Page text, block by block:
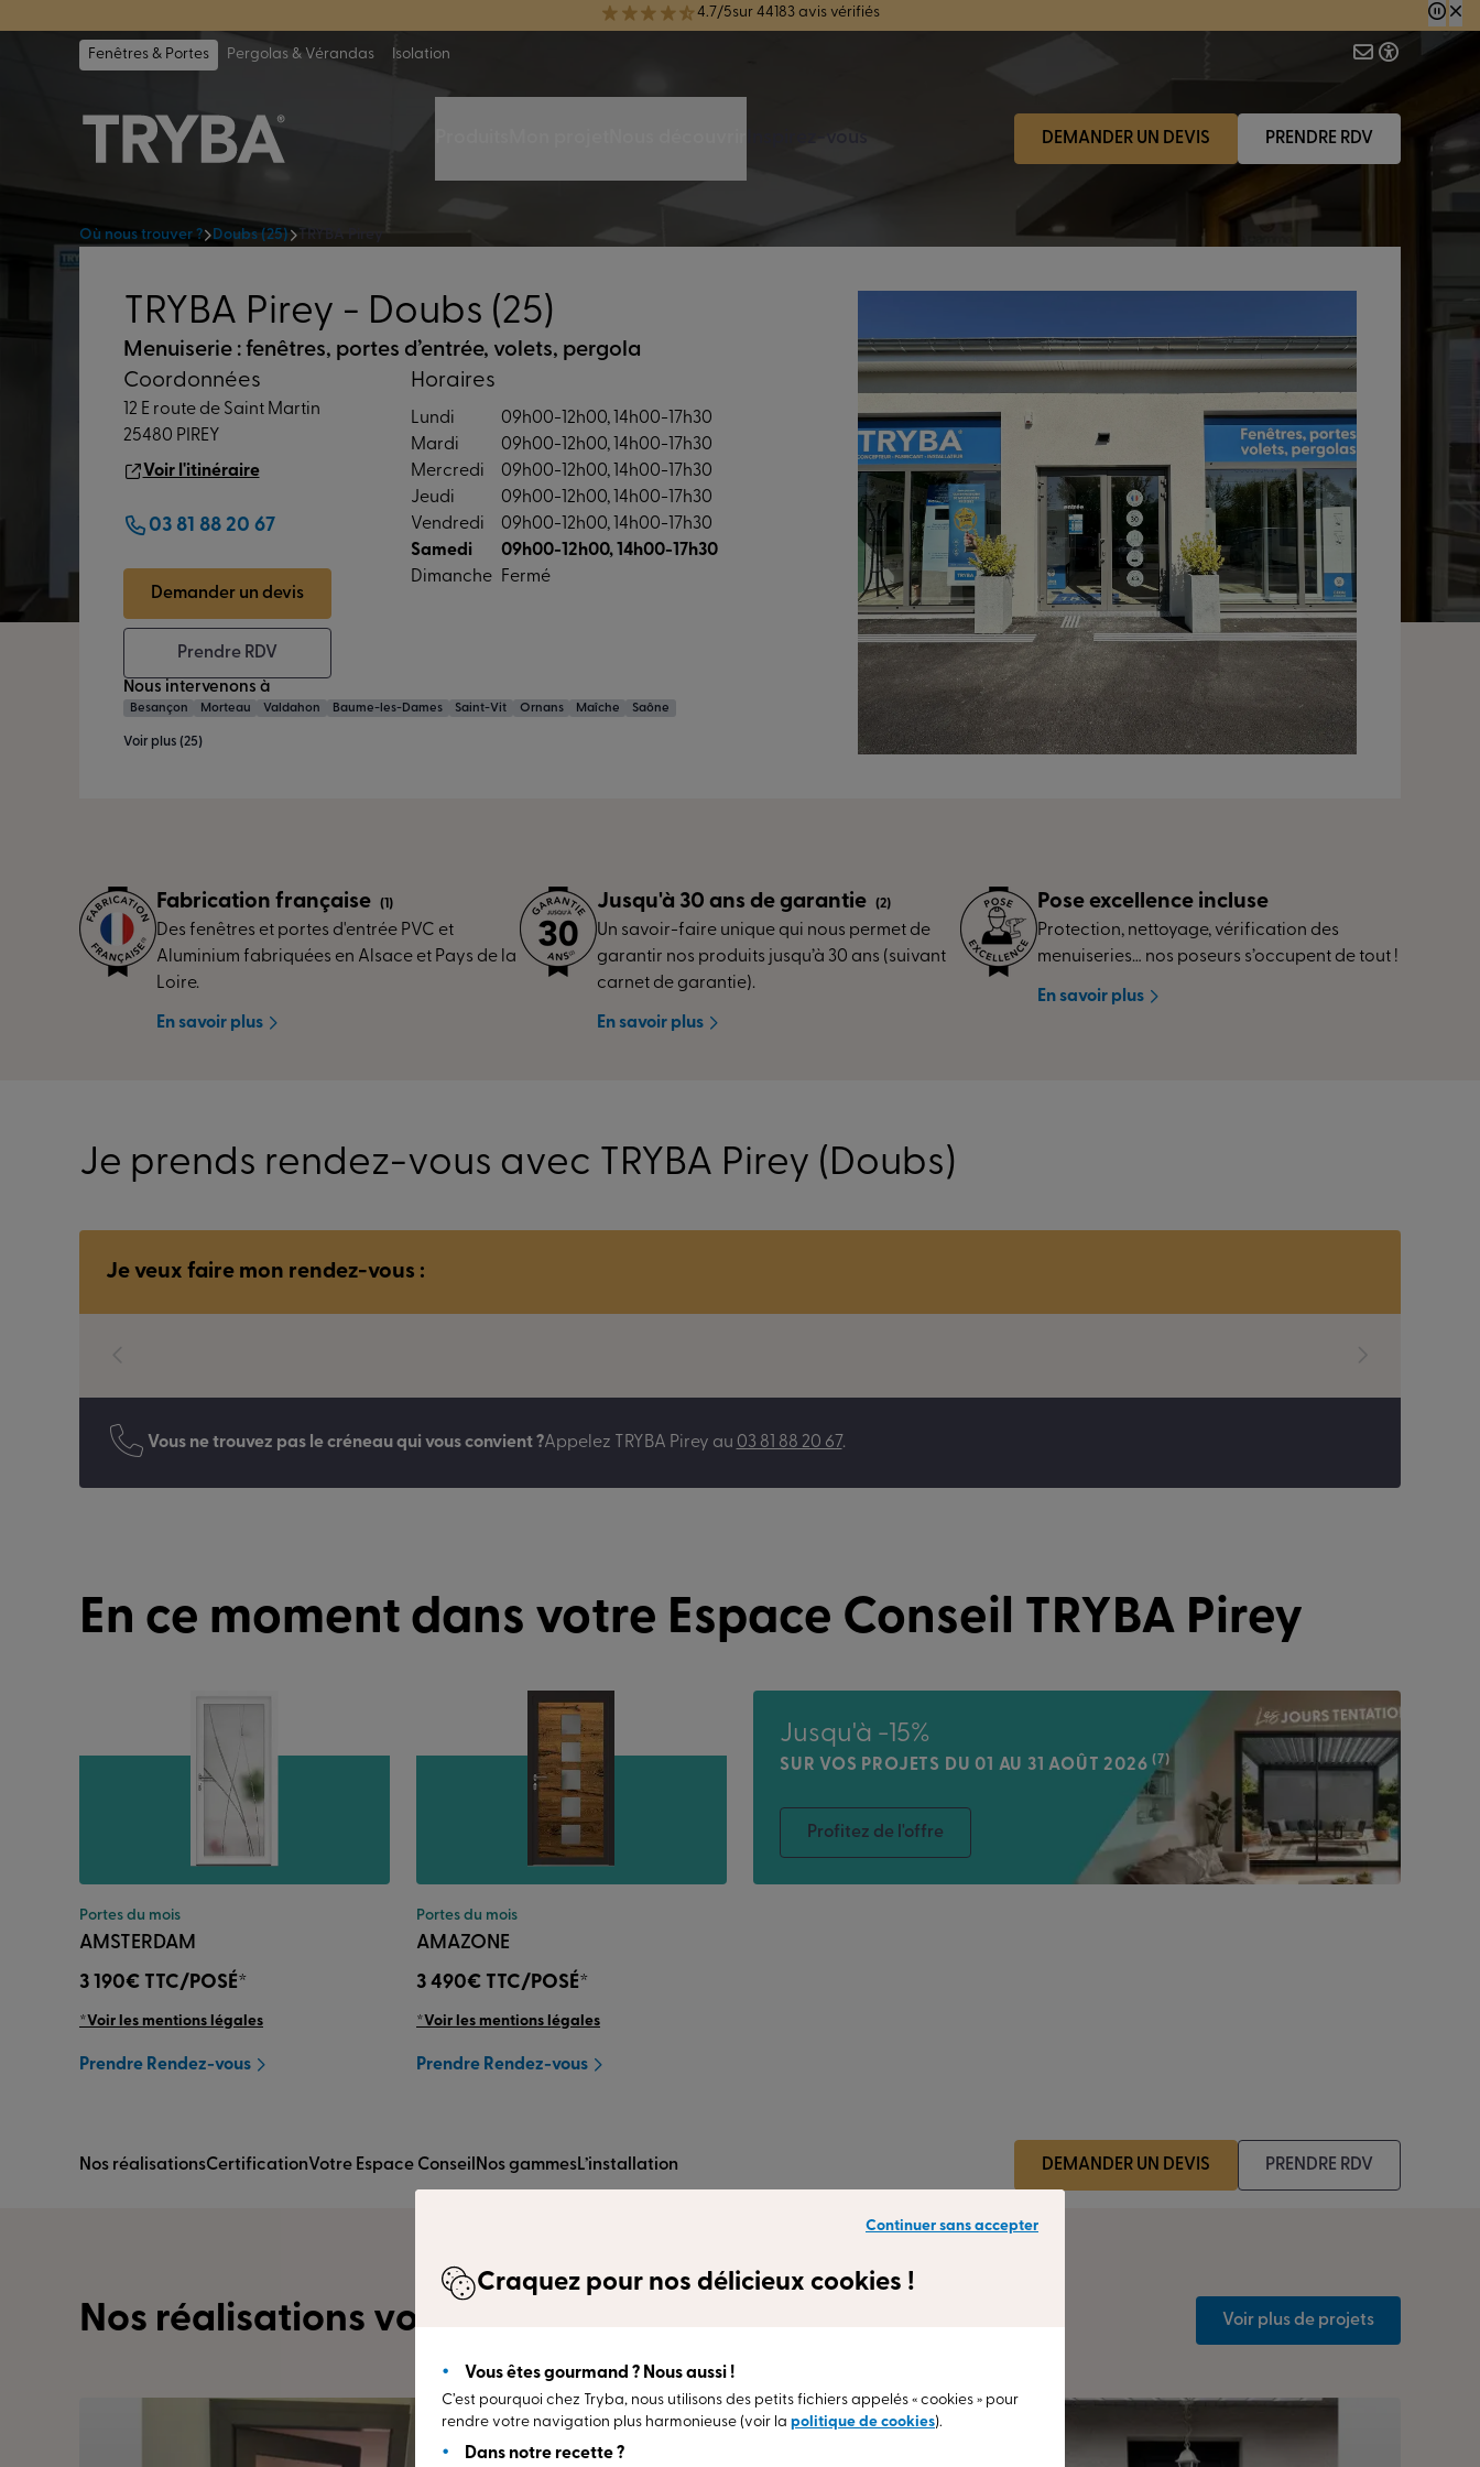
4.7/5sur 44183 avis vérifiés
TRYBA a été réélue Meilleure Enseigne de Menuiserie de l'année pour la 7ème année consécutive.
Fenêtres & Portes
Pergolas & Vérandas Isolation
DEMANDER UN DEVIS PRENDRE RDV
Où nous trouver ? Doubs (25) TRYBA Pirey
TRYBA Pirey - Doubs (25)
Menuiserie : fenêtres, portes d’entrée, volets, pergola
Coordonnées
12 E route de Saint Martin
25480 PIREY
Voir l'itinéraire
03 81 88 20 67
Demander un devis
Prendre RDV
Horaires
Lundi
09h00-12h00, 14h00-17h30
Mardi
09h00-12h00, 14h00-17h30
Mercredi
09h00-12h00, 14h00-17h30
Jeudi
09h00-12h00, 14h00-17h30
Vendredi
09h00-12h00, 14h00-17h30
Samedi
09h00-12h00, 14h00-17h30
Dimanche
Fermé
Nous intervenons à
Besançon Morteau Valdahon Baume-les-Dames Saint-Vit Ornans Maîche Saône
Voir plus (25)
Fabrication française (1)
Des fenêtres et portes d'entrée PVC et
Aluminium fabriquées en Alsace et Pays de la
Loire.
En savoir plus
Jusqu'à 30 ans de garantie (2)
Un savoir-faire unique qui nous permet de
garantir nos produits jusqu’à 30 ans (suivant
carnet de garantie).
En savoir plus
Pose excellence incluse
Protection, nettoyage, vérification des
menuiseries… nos poseurs s’occupent de tout !
En savoir plus
Je prends rendez-vous avec TRYBA Pirey (Doubs)
Je veux faire mon rendez-vous :
Vous ne trouvez pas le créneau qui vous convient ?Appelez TRYBA Pirey au 03 81 88 20 67.
En ce moment dans votre Espace Conseil TRYBA Pirey
Portes du mois
AMSTERDAM
3 190€ TTC/POSÉ*
*Voir les mentions légales
Prendre Rendez-vous
Portes du mois
AMAZONE
3 490€ TTC/POSÉ*
*Voir les mentions légales
Prendre Rendez-vous
Jusqu'à -15%
SUR VOS PROJETS DU 01 AU 31 AOÛT 2026(7)
Profitez de l'offre
Nos réalisationsCertificationVotre Espace Conseil Nos gammesL’installation DEMANDER UN DEVIS PRENDRE RDV
Nos réalisations vous inspirent Voir plus de projets
Continuer sans accepter
Craquez pour nos délicieux cookies !
Vous êtes gourmand ? Nous aussi !
C’est pourquoi chez Tryba, nous utilisons des petits fichiers appelés « cookies » pour
rendre votre navigation plus harmonieuse (voir la politique de cookies).
Dans notre recette ?